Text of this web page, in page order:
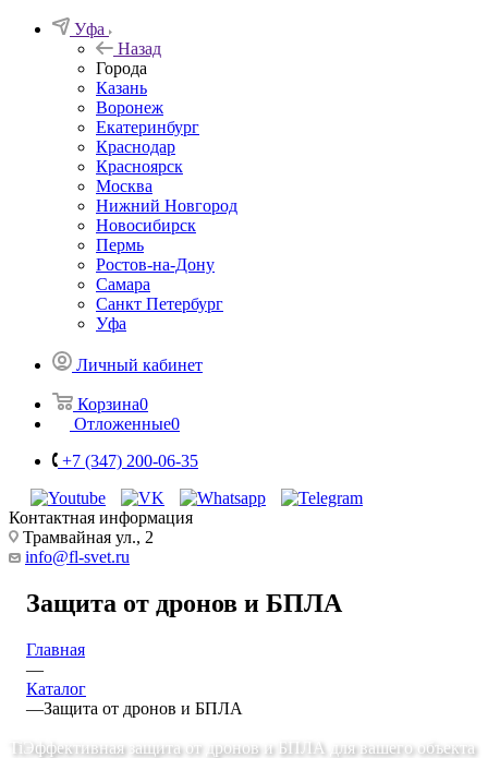
Уфа
Назад
Города
Казань
Воронеж
Екатеринбург
Краснодар
Красноярск
Москва
Нижний Новгород
Новосибирск
Пермь
Ростов-на-Дону
Самара
Санкт Петербург
Уфа
Личный кабинет
Корзина0
Отложенные0
+7 (347) 200-06-35
Контактная информация
Трамвайная ул., 2
info@fl-svet.ru
Защита от дронов и БПЛА
Главная
—
Каталог
—Защита от дронов и БПЛА
TiЭффективная защита от дронов и БПЛА для вашего объекта